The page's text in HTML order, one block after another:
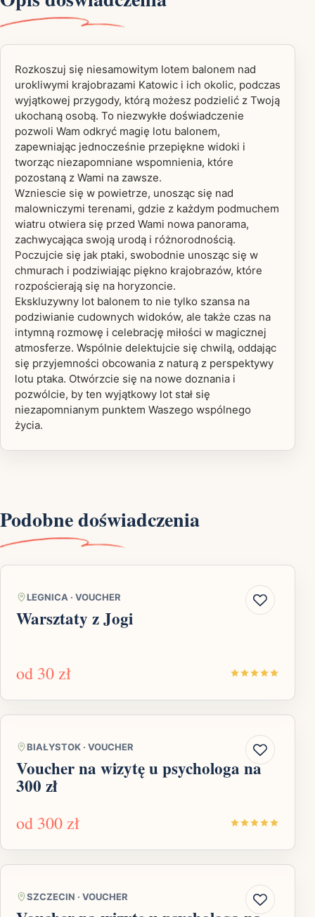
Rozkoszuj się niesamowitym lotem balonem nad
urokliwymi krajobrazami Katowic i ich okolic, podczas
wyjątkowej przygody, którą możesz podzielić z Twoją
ukochaną osobą. To niezwykłe doświadczenie
pozwoli Wam odkryć magię lotu balonem,
zapewniając jednocześnie przepiękne widoki i
tworząc niezapomniane wspomnienia, które
pozostaną z Wami na zawsze.
Wzniescie się w powietrze, unosząc się nad
malowniczymi terenami, gdzie z każdym podmuchem
wiatru otwiera się przed Wami nowa panorama,
zachwycająca swoją urodą i różnorodnością.
Poczujcie się jak ptaki, swobodnie unosząc się w
chmurach i podziwiając piękno krajobrazów, które
rozpościerają się na horyzoncie.
Ekskluzywny lot balonem to nie tylko szansa na
podziwianie cudownych widoków, ale także czas na
intymną rozmowę i celebrację miłości w magicznej
atmosferze. Wspólnie delektujcie się chwilą, oddając
się przyjemności obcowania z naturą z perspektywy
lotu ptaka. Otwórzcie się na nowe doznania i
pozwólcie, by ten wyjątkowy lot stał się
niezapomnianym punktem Waszego wspólnego
życia.
Podobne doświadczenia
LEGNICA · VOUCHER
Warsztaty z Jogi
od 30 zł
BIAŁYSTOK · VOUCHER
Voucher na wizytę u psychologa na
300 zł
od 300 zł
SZCZECIN · VOUCHER